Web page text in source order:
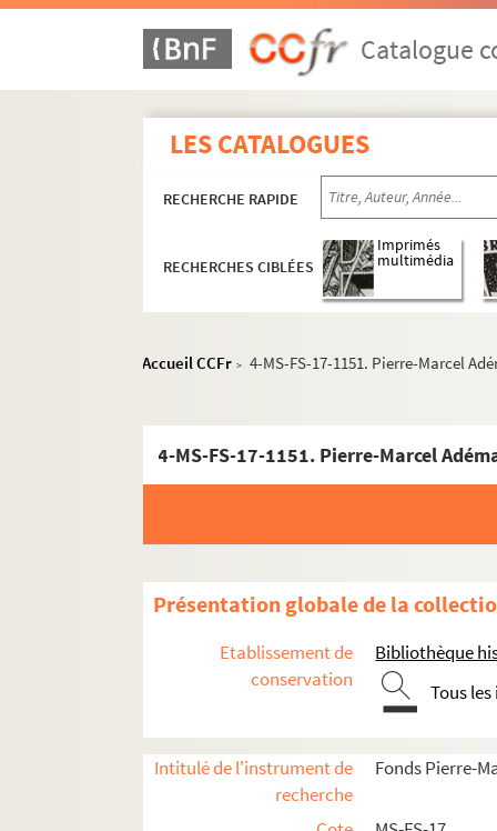
Catalogue
LES CATALOGUES
RECHERCHE RAPIDE
RECHERCHES CIBLÉES
Imprimés
multimédia
Accueil CCFr > 4-MS-FS-17-1151. Pierre-Marcel
Présentation globale de la
Etablissement de
conservation
Bibliothèque
Tous
Intitulé de l'instrument de
recherche
Fonds Pierre-
Œuvres
Textes et éditions érotiques
Critique d'art
Critique littéraire